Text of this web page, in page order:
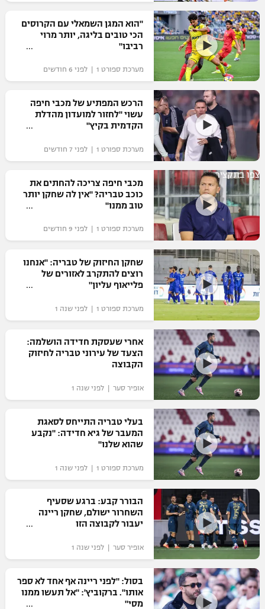
רשיון להקרנה פומבית לבית עסק
הצטרפות לחבילת הערוצים
לוח דרושים – ג'ובנט
תגיות
המגזין
"הוא המגן השמאלי עם הקרוסים
הכי טובים בליגה, יותר מרוי
רביבו"
מערכת ספורט 1 | לפני 6 חודשים
הרכש המפתיע של מכבי חיפה
עשוי "לחזור למועדון מהדלת
הקדמית בקיץ"
מערכת ספורט 1 | לפני 7 חודשים
צפו בתקציר
מכבי חיפה צריכה להחתים את
כוכב טבריה? "אין לה שחקן יותר
טוב ממנו"
מערכת ספורט 1 | לפני 9 חודשים
שחקן החיזוק של טבריה: "אנחנו
רוצים להתקרב לאזורים של
פלייאוף עליון"
מערכת ספורט 1 | לפני שנה 1
אחרי שעסקת חדידה הושלמה:
הצעד של עירוני טבריה לחיזוק
הקבוצה
אופיר סער | לפני שנה 1
בעלי טבריה התייחס לסאגת
המעבר של גיא חדידה: "נקבע
שהוא שלנו"
מערכת ספורט 1 | לפני שנה 1
הבורר קבע: ברגע שסעיף
השחרור ישולם, שחקן ריינה
יעבור לקבוצה הזו
אופיר סער | לפני שנה 1
בסול: "לפני ריינה אף אחד לא ספר
אותו". ברקוביץ': "אל תעשו ממנו
מסי"